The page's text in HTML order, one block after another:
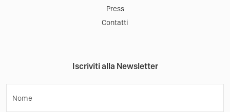
Press
Contatti
Iscriviti alla Newsletter
Nome